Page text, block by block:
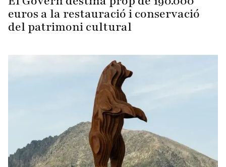
euros a la restauració i conservació
del patrimoni cultural